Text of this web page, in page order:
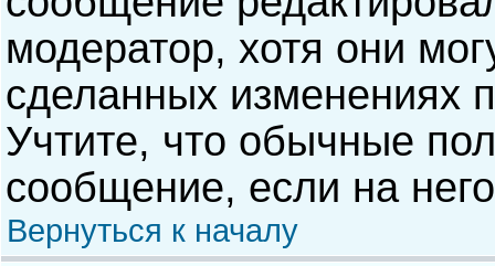
модератор, хотя они
сделанных изменениях
Учтите, что обычные
сообщение, если на
Вернуться к началу